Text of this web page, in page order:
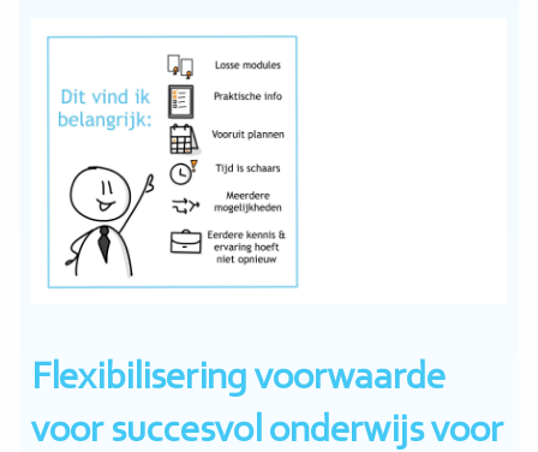
Flexibilisering voorwaarde
voor succesvol onderwijs voor